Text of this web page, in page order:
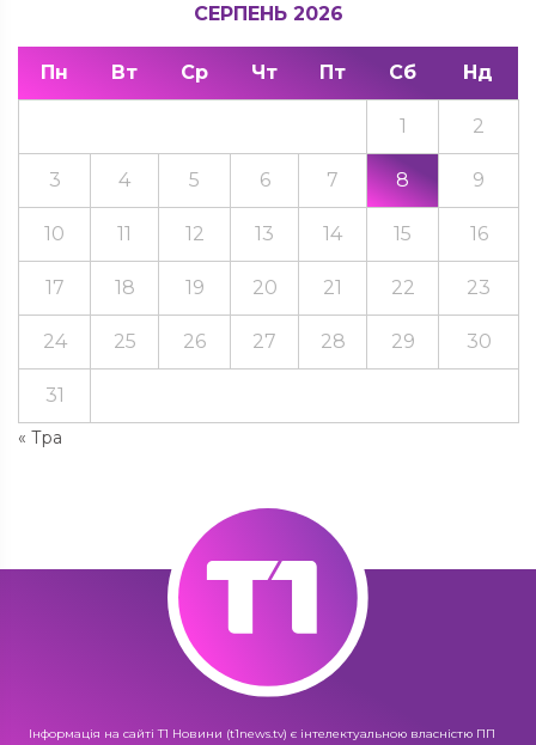
СЕРПЕНЬ 2026
Пн Вт Ср Чт Пт Сб Нд
« Тра
1 2
3 4 5 6 7 8 9
10 11 12 13 14 15 16
17 18 19 20 21 22 23
24 25 26 27 28 29 30
31
Інформація на сайті Т1 Новини (t1news.tv) є інтелектуальною власністю ПП